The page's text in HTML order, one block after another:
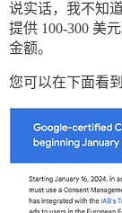
说实话，我不知
提供 100-300 美
金额。
您可以在下面看到